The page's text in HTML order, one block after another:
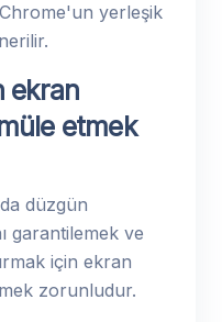
yerleşik
ekran
etmek
düzgün
garantilemek ve
için ekran
zorunludur.